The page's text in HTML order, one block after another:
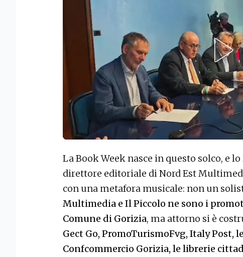
La Book Week nasce in questo solco, e
direttore editoriale di Nord Est
con una metafora musicale: non un
Multimedia e Il Piccolo ne sono i
Comune di Gorizia, ma attorno si è
Gect Go, PromoTurismoFvg, Italy Post,
Confcommercio Gorizia, le librerie